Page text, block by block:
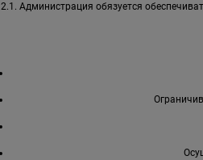
2.1. Администрация обязуется